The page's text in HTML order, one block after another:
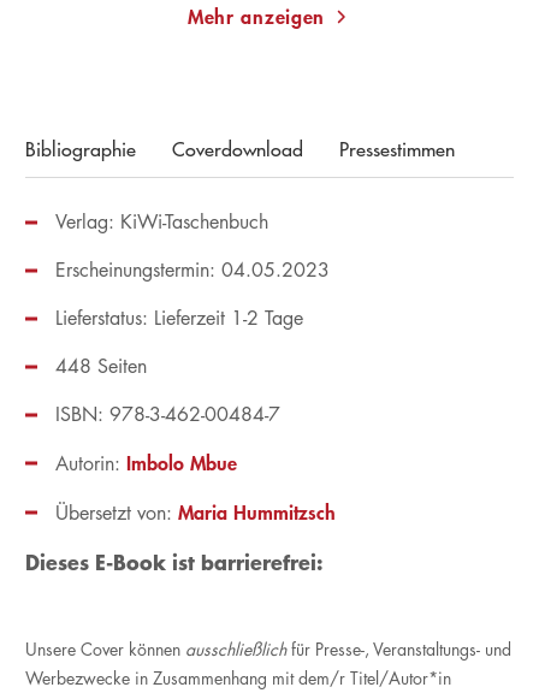
Mehr anzeigen
Bibliographie Coverdownload Pressestimmen
Verlag: KiWi-Taschenbuch
Übersetzt von: Maria Hummitzsch
Erscheinungstermin: 04.05.2023
Lieferstatus: Lieferzeit 1-2 Tage
ISBN: 978-3-462-00484-7
448 Seiten
Autorin: Imbolo Mbue
Dieses E-Book ist barrierefrei:
Unsere Cover können ausschließlichfür Presse-, Veranstaltungs- und
Werbezwecke in Zusammenhang mit dem/r Titel/Autor*in